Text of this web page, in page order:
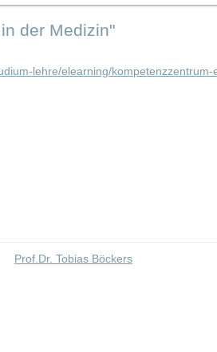
der Medizin"
lehre/elearning/kompetenzzentrum-
Prof.Dr. Tobias Böckers